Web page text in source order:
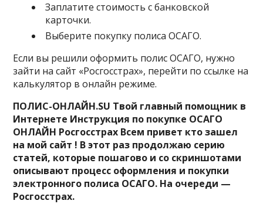
Заплатите стоимость с банковской
карточки.
Выберите покупку полиса ОСАГО.
Если вы решили оформить полис ОСАГО, нужно
зайти на сайт «Росгосстрах», перейти по ссылке на
калькулятор в онлайн режиме.
ПОЛИС-ОНЛАЙН.SU Твой главный помощник в
Интернете Инструкция по покупке ОСАГО
ОНЛАЙН Росгосстрах Всем привет кто зашел
на мой сайт ! В этот раз продолжаю серию
статей, которые пошагово и со скриншотами
описывают процесс оформления и покупки
электронного полиса ОСАГО. На очереди —
Росгосстрах.